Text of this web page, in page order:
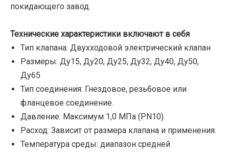
покидающего завод.
Технические характеристики включают в себя
Тип клапана: Двухходовой электрический клапан
Размеры: Ду15, Ду20, Ду25, Ду32, Ду40, Ду50,
Ду65
Тип соединения: Гнездовое, резьбовое или
фланцевое соединение.
Давление: Максимум 1,0 МПа (PN10).
Расход: Зависит от размера клапана и применения.
Температура среды: диапазон средней